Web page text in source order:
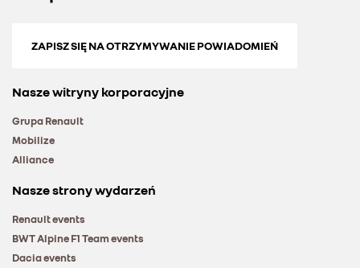
ZAPISZ SIĘ NA OTRZYMYWANIE POWIADOMIEŃ
Nasze witryny korporacyjne
Grupa Renault
Mobilize
Alliance
Nasze strony wydarzeń
Renault events
BWT Alpine F1 Team events
Dacia events